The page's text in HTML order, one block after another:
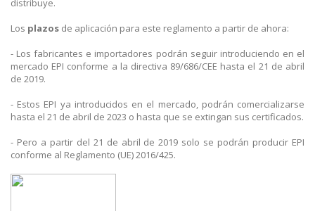
distribuye.
Los plazos de aplicación para este reglamento a partir de ahora:
- Los fabricantes e importadores podrán seguir introduciendo en el
mercado EPI conforme a la directiva 89/686/CEE hasta el 21 de abril
de 2019.
- Estos EPI ya introducidos en el mercado, podrán comercializarse
hasta el 21 de abril de 2023 o hasta que se extingan sus certificados.
- Pero a partir del 21 de abril de 2019 solo se podrán producir EPI
conforme al Reglamento (UE) 2016/425.